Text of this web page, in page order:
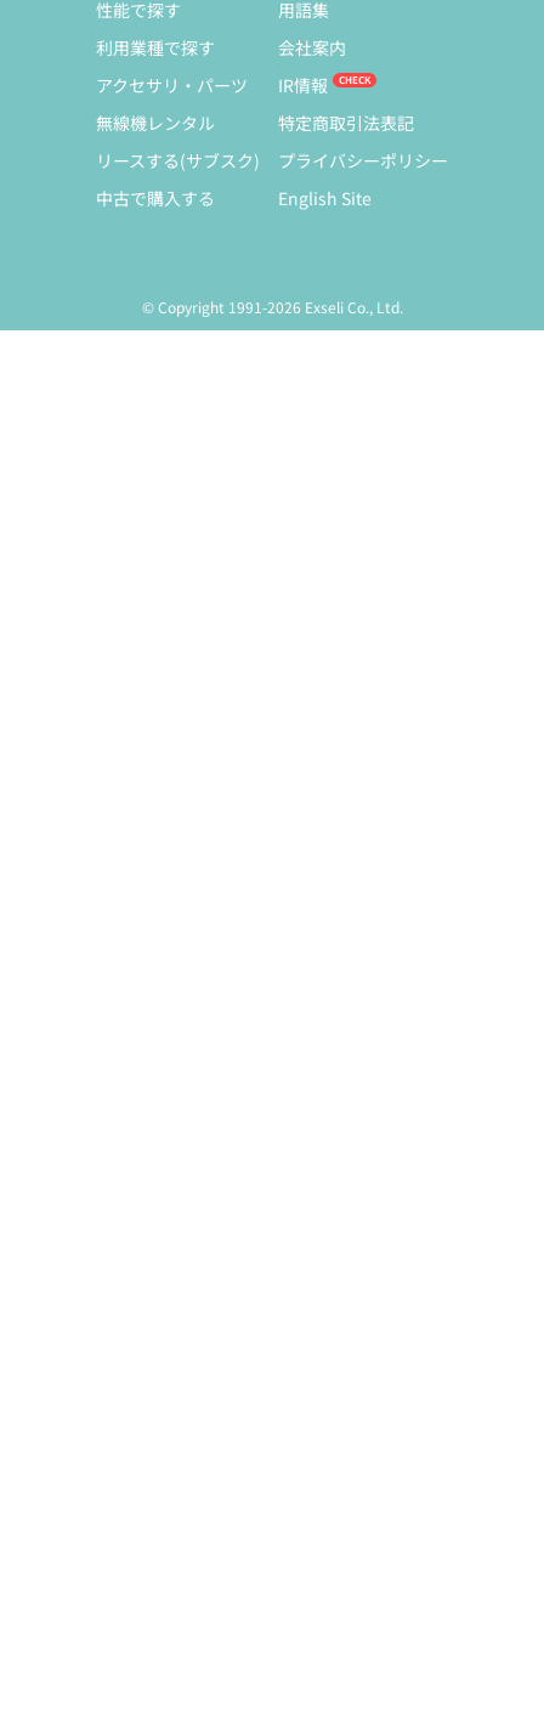
性能で探す
利用業種で探す
アクセサリ・パーツ
無線機レンタル
リースする(サブスク)
中古で購入する
用語集
会社案内
IR情報
特定商取引法表記
プライバシーポリシー
English Site
© Copyright 1991-2026 Exseli Co., Ltd.